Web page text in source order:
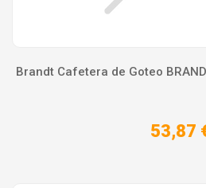
Brandt Cafetera de Goteo
53,87